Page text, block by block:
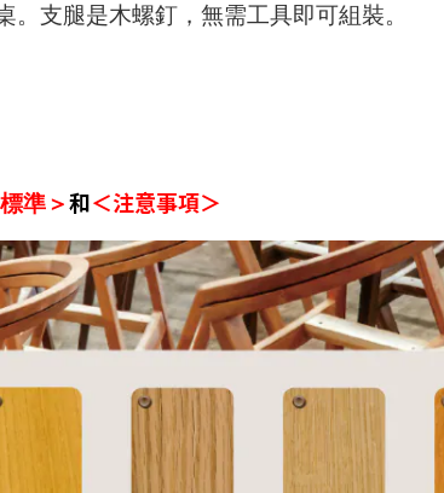
。支腿是木螺釘，無需工具即可組裝。
準＞和＜注意事項＞